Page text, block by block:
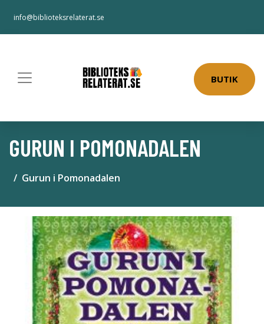
info@biblioteksrelaterat.se
BUTIK
GURUN I POMONADALEN
Gurun i Pomonadalen